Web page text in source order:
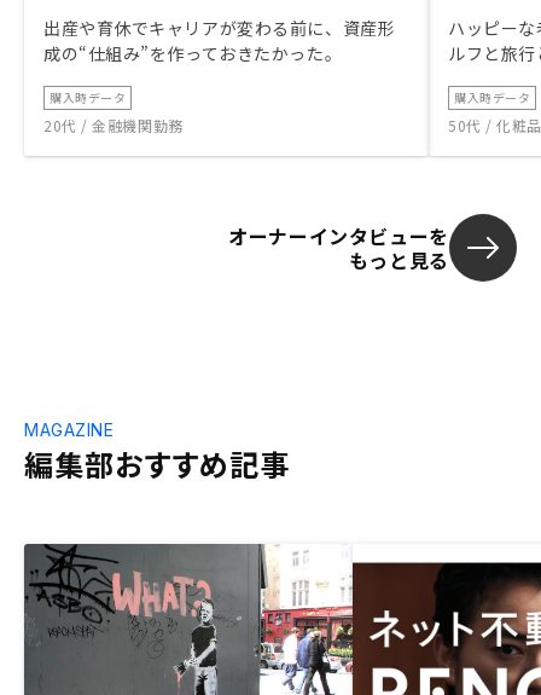
出産や育休でキャリアが変わる前に、資産形
成の“仕組み”を作っておきたかった。
購入時データ
20代 / 金融機関勤務
ハッピー
ルフと旅
購入時データ
50代 / 化粧
オーナーインタビューを
もっと見る
編集部おすすめ記事
MAGAZINE